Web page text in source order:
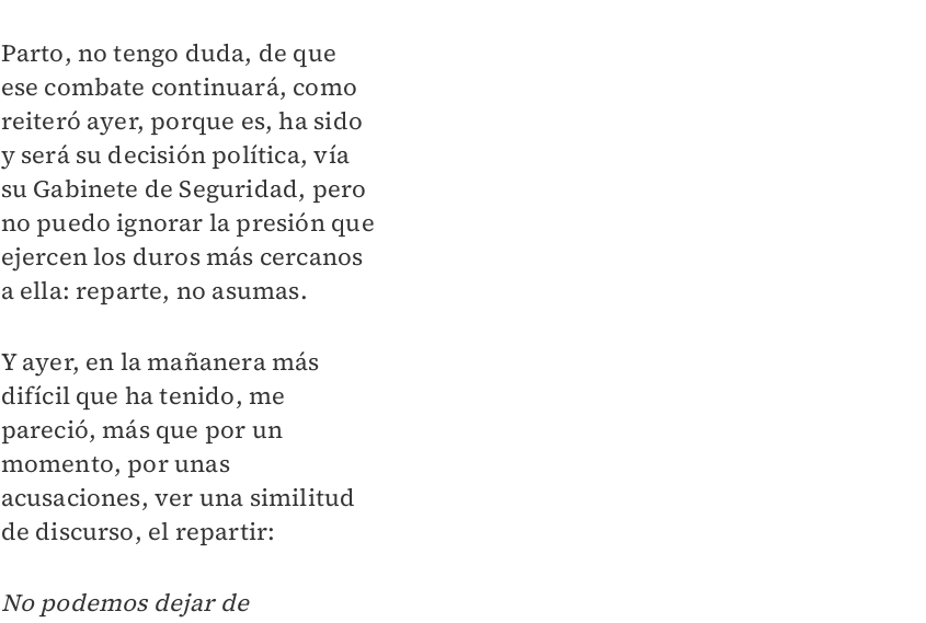
Parto, no tengo duda, de que
ese combate continuará, como
reiteró ayer, porque es, ha sido
y será su decisión política, vía
su Gabinete de Seguridad, pero
no puedo ignorar la presión que
ejercen los duros más cercanos
a ella: reparte, no asumas.
Y ayer, en la mañanera más
difícil que ha tenido, me
pareció, más que por un
momento, por unas
acusaciones, ver una similitud
de discurso, el repartir:
No podemos dejar de